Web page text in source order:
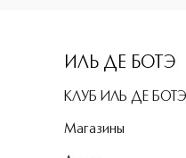
ИЛЬ ДЕ БОТЭ
КЛУБ ИЛЬ ДЕ БОТЭ
Магазины